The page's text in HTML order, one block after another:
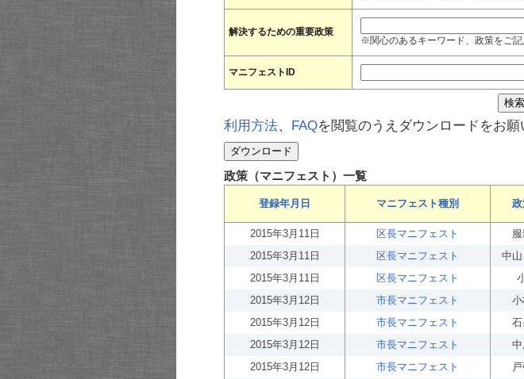
解決するための重要政策
※関心のあるキーワード、政策をご記
マニフェストID
利用方法、 FAQを閲覧のうえダウンロードをお願
政策（マニフェスト）一覧
登録年月日 マニフェスト種別
2015年3月11日
区長マニフェスト
2015年3月11日
区長マニフェスト 中
2015年3月11日
区長マニフェスト
2015年3月12日
市長マニフェスト 小
2015年3月12日
市長マニフェスト
2015年3月12日
市長マニフェスト 中
2015年3月12日
市長マニフェスト